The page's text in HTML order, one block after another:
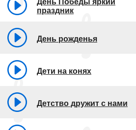
День Победы яркий
праздник
День рожденья
Дети на конях
Детство дружит с нами